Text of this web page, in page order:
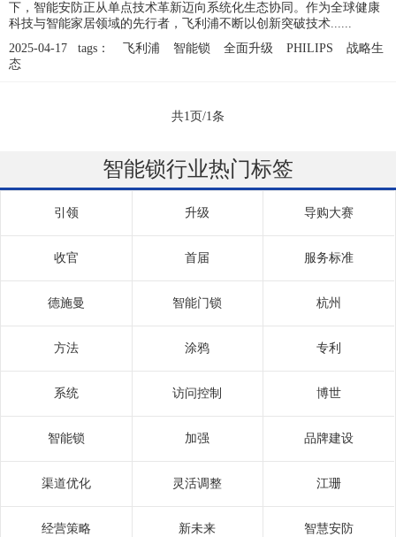
下，智能安防正从单点技术革新迈向系统化生态协同。作为全球健康
科技与智能家居领域的先行者，飞利浦不断以创新突破技术......
2025-04-17 tags：
飞利浦 智能锁 全面升级 PHILIPS
战略生
态
共1页/1条
智能锁行业热门标签
引领 升级 导购大赛
收官 首届 服务标准
德施曼 智能门锁 杭州
方法 涂鸦 专利
系统 访问控制 博世
智能锁 加强 品牌建设
渠道优化 灵活调整 江珊
经营策略 新未来 智慧安防